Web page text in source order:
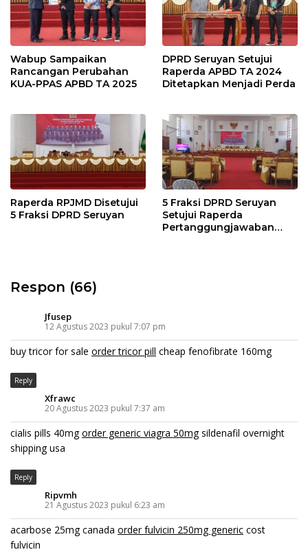
Wabup Sampaikan
Rancangan Perubahan
KUA-PPAS APBD TA 2025
DPRD Seruyan Setujui
Raperda APBD TA 2024
Ditetapkan Menjadi Perda
Raperda RPJMD Disetujui
5 Fraksi DPRD Seruyan
5 Fraksi DPRD Seruyan
Setujui Raperda
Pertanggungjawaban
Respon (66)
Jfusep
12 Agustus 2023 pukul 7:07 pm
buy tricor for sale order tricor pill cheap fenofibrate 160mg
Reply
Xfrawc
20 Agustus 2023 pukul 7:37 am
cialis pills 40mgorder generic viagra 50mgsildenafil overnight
shipping usa
Reply
Ripvmh
21 Agustus 2023 pukul 6:23 am
acarbose 25mg canada order fulvicin 250mg generic cost
fulvicin